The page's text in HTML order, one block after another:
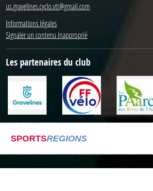
us.gravelines.cyclo.vtt@gmail.com
Informations légales
Signaler un contenu inapproprié
Les partenaires du club
SPORTSREGIONS